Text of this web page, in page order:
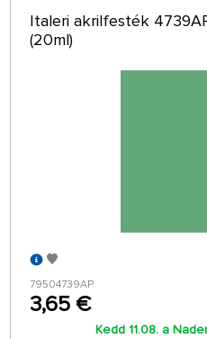
Italeri akrilfesték
(20ml)
79504739AP
3,65 €
Kedd 11.08. a